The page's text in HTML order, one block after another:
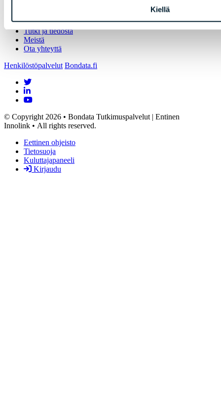
Kiellä
Asiakkaamme
Tutki ja tiedosta
Meistä
Ota yhteyttä
Henkilöstöpalvelut Bondata.fi
© Copyright 2026 • Bondata Tutkimuspalvelut | Entinen
Innolink • All rights reserved.
Eettinen ohjeisto
Tietosuoja
Kuluttajapaneeli
Kirjaudu